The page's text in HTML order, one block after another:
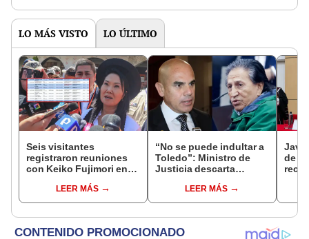
LO MÁS VISTO LO ÚLTIMO
Seis visitantes
registraron reuniones
con Keiko Fujimori en
presidenta se
encontraba en Junín
LEER MÁS
“No se puede indultar a
Toledo”: Ministro de
Justicia descarta
exmandatario
LEER MÁS
de